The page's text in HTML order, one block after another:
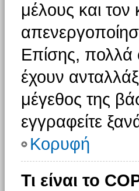
μέλους και τον
Επίσης, πολλά
έχουν
μέγεθος της
εγγραφείτε
Κορυφή
Τι είναι το